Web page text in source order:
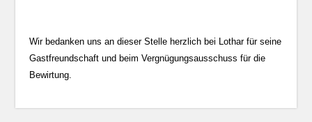
Wir bedanken uns an dieser Stelle herzlich bei Lothar für seine
Gastfreundschaft und beim Vergnügungsausschuss für die
Bewirtung.